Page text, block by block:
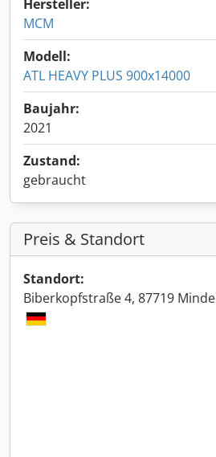
Hersteller:
MCM
Modell:
ATL HEAVY PLUS 900x14000
Baujahr:
2021
Zustand:
gebraucht
Preis & Standort
Standort:
Biberkopfstraße 4, 87719